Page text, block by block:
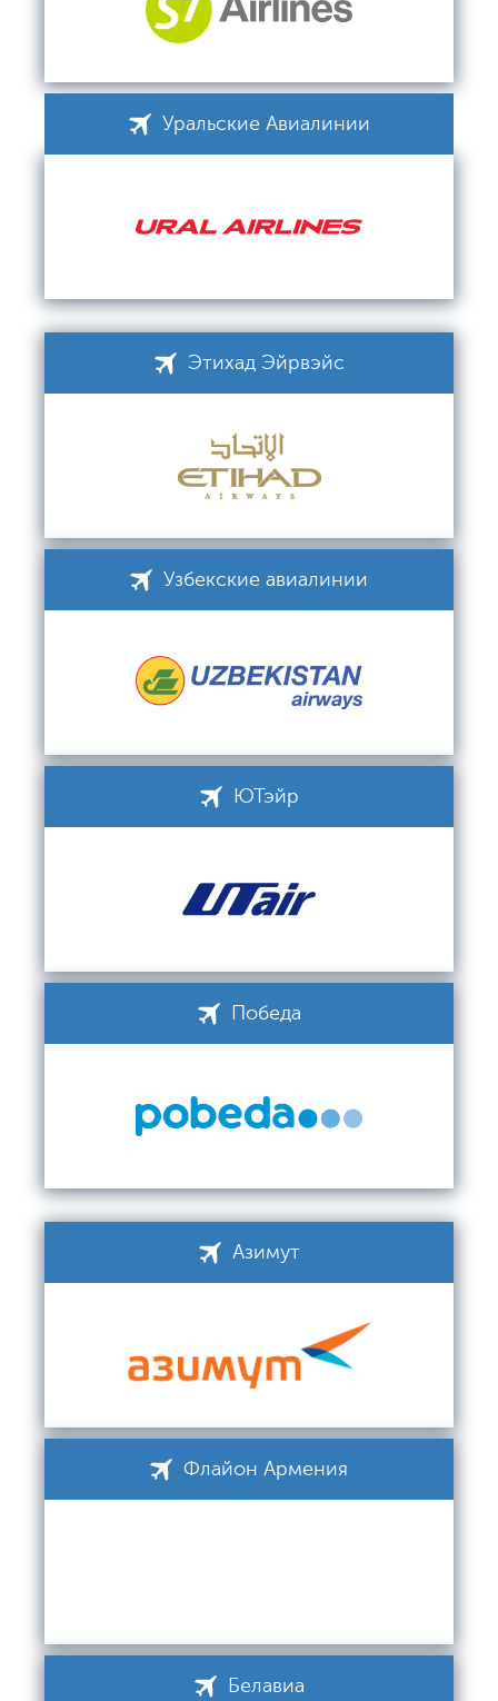
Уральские Авиалинии
Этихад Эйрвэйс
Узбекские авиалинии
ЮТэйр
Победа
Азимут
Флайон Армения
Белавиа